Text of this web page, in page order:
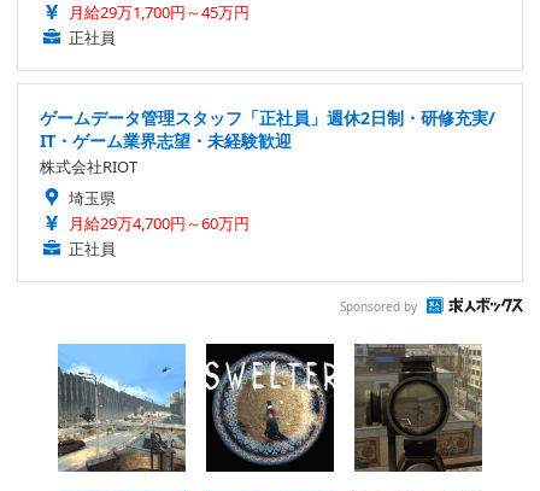
月給29万1,700円～45万円
正社員
ゲームデータ管理スタッフ「正社員」週休2日制・研修充実/
IT・ゲーム業界志望・未経験歓迎
株式会社RIOT
埼玉県
月給29万4,700円～60万円
正社員
Sponsored by